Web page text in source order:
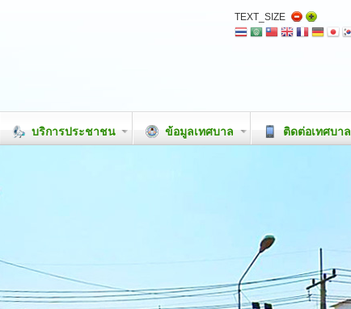
TEXT_SIZE
บริการประชาชน ข้อมูลเทศบาล ติดต่อเทศบาล